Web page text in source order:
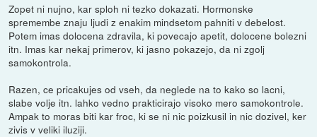
Zopet ni nujno, kar sploh ni tezko dokazati. Hormonske
spremembe znaju ljudi z enakim mindsetom pahniti v debelost.
Potem imas dolocena zdravila, ki povecajo apetit, dolocene bolezni
itn. Imas kar nekaj primerov, ki jasno pokazejo, da ni zgolj
samokontrola.
Razen, ce pricakujes od vseh, da neglede na to kako so lacni,
slabe volje itn. lahko vedno prakticirajo visoko mero samokontrole.
Ampak to moras biti kar froc, ki se ni nic poizkusil in nic dozivel, ker
zivis v veliki iluziji.